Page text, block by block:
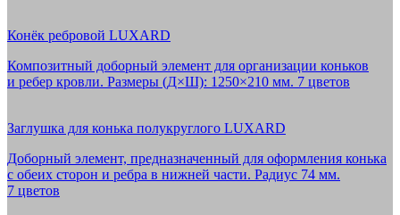
Конёк ребровой LUXARD
Композитный доборный элемент для организации коньков
и ребер кровли. Размеры (Д×Ш): 1250×210 мм. 7 цветов
Заглушка для конька полукруглого LUXARD
Доборный элемент, предназначенный для оформления конька
с обеих сторон и ребра в нижней части. Радиус 74 мм.
7 цветов